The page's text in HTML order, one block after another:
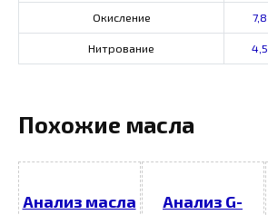
Окисление 7,8
Нитрование 4,5
Похожие масла
Анализ масла
Анализ G-